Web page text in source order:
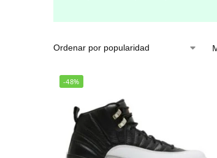
-48%